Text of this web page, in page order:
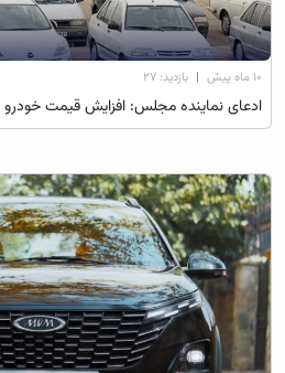
۱۰ ماه پیش | بازدید: 27
ادعای نماینده مجلس: افزایش قیمت